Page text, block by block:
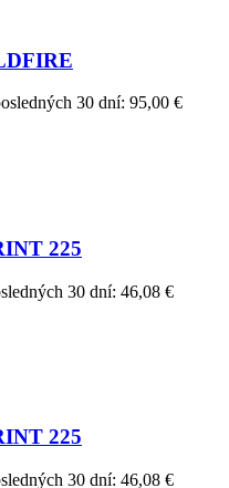
30 dní: 95,00 €
225
30 dní: 46,08 €
225
30 dní: 46,08 €